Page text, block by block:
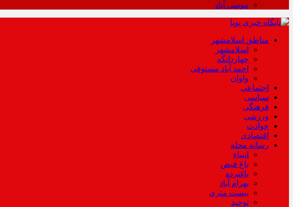
موسی آباد
مناطق اسلامشهر
اسلامشهر
چهاردانگه
احمد آباد مستوفی
واوان
اجتماعی
سیاسی
فرهنگی
ورزشی
حوادث
اقتصادی
رسانه محله
انبیاء
باغ فیض
باغنرده
بهرام آباد
بیست متری
توحید